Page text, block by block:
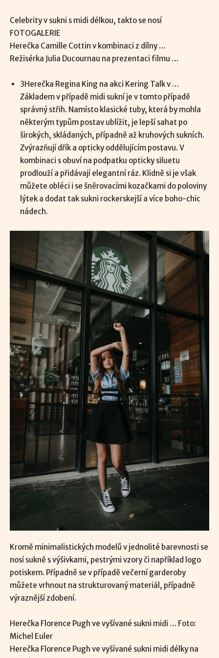
Celebrity v sukni s midi délkou, takto se nosí
FOTOGALERIE
Herečka Camille Cottin v kombinaci z dílny …
Režisérka Julia Ducournau na prezentaci filmu …
3Herečka Regina King na akci Kering Talk v …
Základem v případě midi sukní je v tomto případě
správný střih. Namísto klasické tuby, která by mohla
některým typům postav ublížit, je lepší sahat po
širokých, skládaných, případně až kruhových sukních.
Zvýrazňují dřík a opticky oddělujícím postavu. V
kombinaci s obuví na podpatku opticky siluetu
prodlouží a přidávají elegantní ráz. Klidně si je však
můžete obléci i se šněrovacími kozačkami do poloviny
lýtek a dodat tak sukni rockerskejší a více boho-chic
nádech.
Kromě minimalistických modelů v jednolité barevnosti se
nosí sukně s výšivkami, pestrými vzory či například logo
potiskem. Případně se v případě večerní garderoby
můžete vrhnout na strukturovaný materiál, případně
výraznější zdobení.
Herečka Florence Pugh ve vyšívané sukni midi … Foto:
Michel Euler
Herečka Florence Pugh ve vyšívané sukni midi délky na